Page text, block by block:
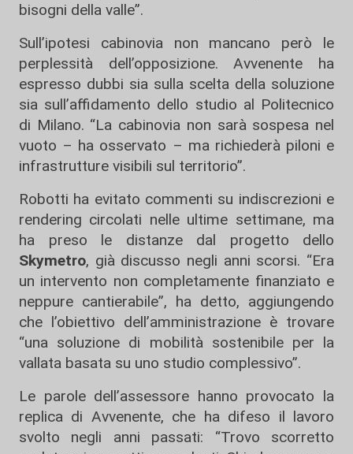
bisogni della valle”.
Sull’ipotesi cabinovia non mancano però le
perplessità dell’opposizione. Avvenente ha
espresso dubbi sia sulla scelta della soluzione
sia sull’affidamento dello studio al Politecnico
di Milano. “La cabinovia non sarà sospesa nel
vuoto – ha osservato – ma richiederà piloni e
infrastrutture visibili sul territorio”.
Robotti ha evitato commenti su indiscrezioni e
rendering circolati nelle ultime settimane, ma
ha preso le distanze dal progetto dello
Skymetro, già discusso negli anni scorsi. “Era
un intervento non completamente finanziato e
neppure cantierabile”, ha detto, aggiungendo
che l’obiettivo dell’amministrazione è trovare
“una soluzione di mobilità sostenibile per la
vallata basata su uno studio complessivo”.
Le parole dell’assessore hanno provocato la
replica di Avvenente, che ha difeso il lavoro
svolto negli anni passati: “Trovo scorretto